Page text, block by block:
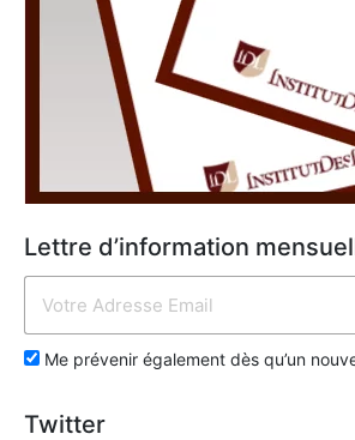
Lettre d’information
Me prévenir également dès qu’un
Twitter